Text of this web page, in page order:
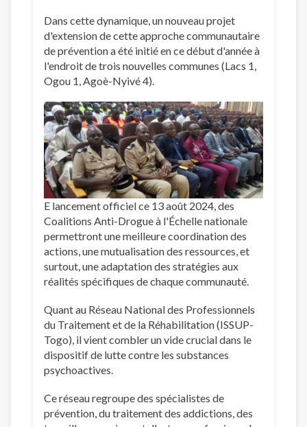
Dans cette dynamique, un nouveau projet
d'extension de cette approche communautaire
de prévention a été initié en ce début d'année à
l'endroit de trois nouvelles communes (Lacs 1,
Ogou 1, Agoè-Nyivé 4).
E lancement officiel ce 13 août 2024, des
Coalitions Anti-Drogue à l'Échelle nationale
permettront une meilleure coordination des
actions, une mutualisation des ressources, et
surtout, une adaptation des stratégies aux
réalités spécifiques de chaque communauté.
Quant au Réseau National des Professionnels
du Traitement et de la Réhabilitation (ISSUP-
Togo), il vient combler un vide crucial dans le
dispositif de lutte contre les substances
psychoactives.
Ce réseau regroupe des spécialistes de
prévention, du traitement des addictions, des